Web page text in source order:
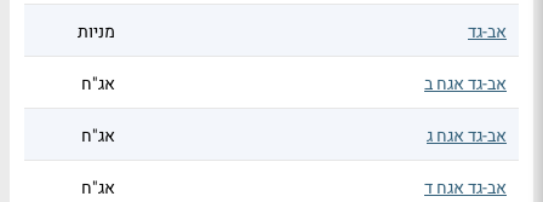
אב-גד מניות
אב-גד אגח ב אג"ח
אב-גד אגח ג אג"ח
אב-גד אגח ד אג"ח